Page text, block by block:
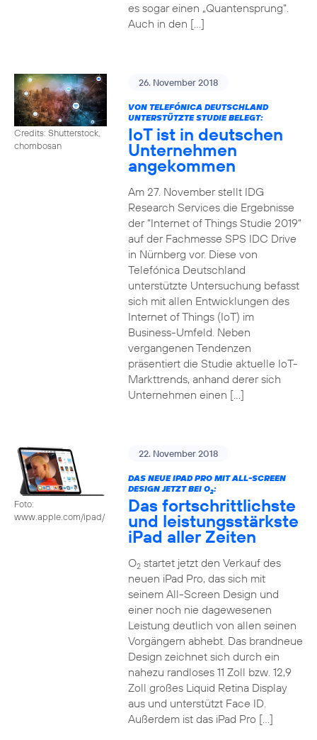
es sogar einen „Quantensprung“.
Auch in den […]
Credits: Shutterstock,
chombosan
26. November 2018
VON TELEFÓNICA DEUTSCHLAND
UNTERSTÜTZTE STUDIE BELEGT:
IoT ist in deutschen
Unternehmen
angekommen
Am 27. November stellt IDG
Research Services die Ergebnisse
der “Internet of Things Studie 2019“
auf der Fachmesse SPS IDC Drive
in Nürnberg vor. Diese von
Telefónica Deutschland
unterstützte Untersuchung befasst
sich mit allen Entwicklungen des
Internet of Things (IoT) im
Business-Umfeld. Neben
vergangenen Tendenzen
präsentiert die Studie aktuelle IoT-
Markttrends, anhand derer sich
Unternehmen einen […]
Foto:
www.apple.com/ipad/
22. November 2018
DAS NEUE IPAD PRO MIT ALL-SCREEN
DESIGN JETZT BEI O2:
Das fortschrittlichste
und leistungsstärkste
iPad aller Zeiten
O2startet jetzt den Verkauf des
neuen iPad Pro, das sich mit
seinem All-Screen Design und
einer noch nie dagewesenen
Leistung deutlich von allen seinen
Vorgängern abhebt. Das brandneue
Design zeichnet sich durch ein
nahezu randloses 11 Zoll bzw. 12,9
Zoll großes Liquid Retina Display
aus und unterstützt Face ID.
Außerdem ist das iPad Pro […]